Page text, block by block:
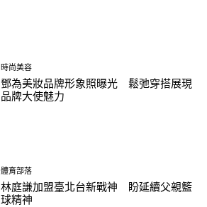
時尚美容
鄧為美妝品牌形象照曝光 鬆弛穿搭展現
品牌大使魅力
體育部落
林庭謙加盟臺北台新戰神 盼延續父親籃
球精神